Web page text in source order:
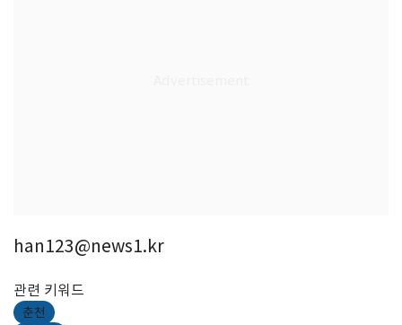
han123@news1.kr
관련 키워드
춘천